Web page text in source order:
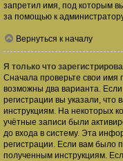
запретил имя, под которым
за помощью к
Вернуться к началу
Я только что
Сначала проверьте свои имя
возможны два варианта.
регистрации вы указали,
инструкциям. На некоторых
учётные записи были
до входа в систему. Эта
регистрации. Если вам было
полученным инструкциям.